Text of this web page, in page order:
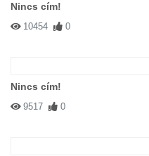
Nincs cím!
10454 0
Nincs cím!
9517 0